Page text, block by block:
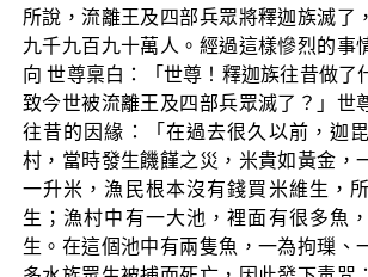
所說，流離王及四部兵眾將釋迦族滅了
九千九百九十萬人。經過這樣慘烈的事
向 世尊稟白：「世尊！釋迦族往昔做了
致今世被流離王及四部兵眾滅了？」世
往昔的因緣：「在過去很久以前，迦
村，當時發生饑饉之災，米貴如黃金，
一升米，漁民根本沒有錢買米維生，
生；漁村中有一大池，裡面有很多魚
生。在這個池中有兩隻魚，一為拘璅、